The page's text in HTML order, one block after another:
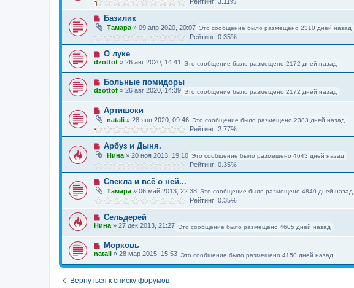
Базилик
Тамара » 09 апр 2020, 20:07 Это сообщение было размещено 2310 дней назад
Рейтинг: 0.35%
О луке
dzottof » 26 авг 2020, 14:41 Это сообщение было размещено 2172 дней назад
Больные помидоры
dzottof » 26 авг 2020, 14:39 Это сообщение было размещено 2172 дней назад
Артишоки
natali » 28 янв 2020, 09:46 Это сообщение было размещено 2383 дней назад
Рейтинг: 2.77%
Арбуз и Дыня.
Нина » 20 ноя 2013, 19:10 Это сообщение было размещено 4643 дней назад
Рейтинг: 0.35%
Свекла и всё о ней...
Тамара » 06 май 2013, 22:38 Это сообщение было размещено 4840 дней назад
Рейтинг: 0.35%
Сельдерей
Нина » 27 дек 2013, 21:27 Это сообщение было размещено 4605 дней назад
Морковь
natali » 28 мар 2015, 15:53 Это сообщение было размещено 4150 дней назад
Вернуться к списку форумов